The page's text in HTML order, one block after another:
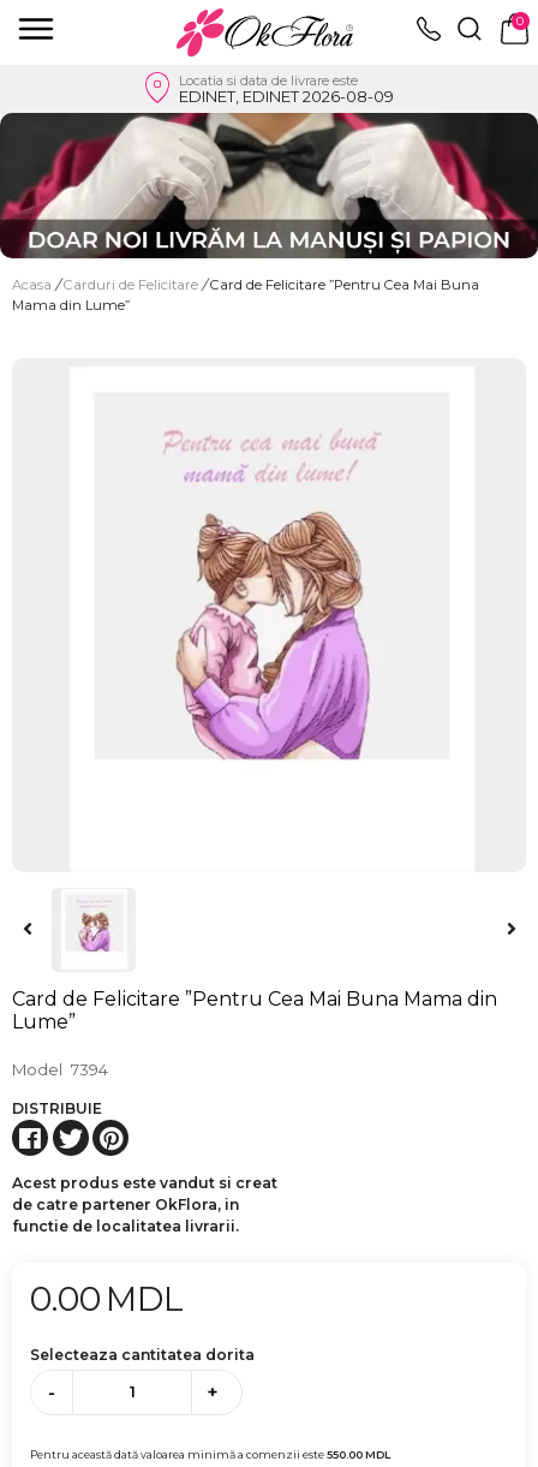
0
Locatia si data de livrare este
EDINET, EDINET 2026-08-09
Acasa / Carduri de Felicitare / Card de Felicitare ”Pentru Cea Mai Buna
Mama din Lume”
Card de Felicitare ”Pentru Cea Mai Buna Mama din
Lume”
Model 7394
DISTRIBUIE
Acest produs este vandut si creat
de catre partener OkFlora, in
functie de localitatea livrarii.
0.00 MDL
Selecteaza cantitatea dorita
- +
Pentru această dată valoarea minimă a comenzii este550.00MDL